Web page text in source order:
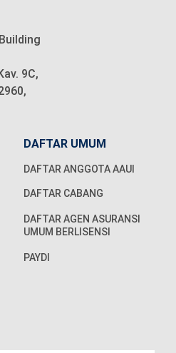
9C,
DAFTAR UMUM
DAFTAR ANGGOTA AAUI
DAFTAR CABANG
DAFTAR AGEN ASURANSI
UMUM BERLISENSI
PAYDI